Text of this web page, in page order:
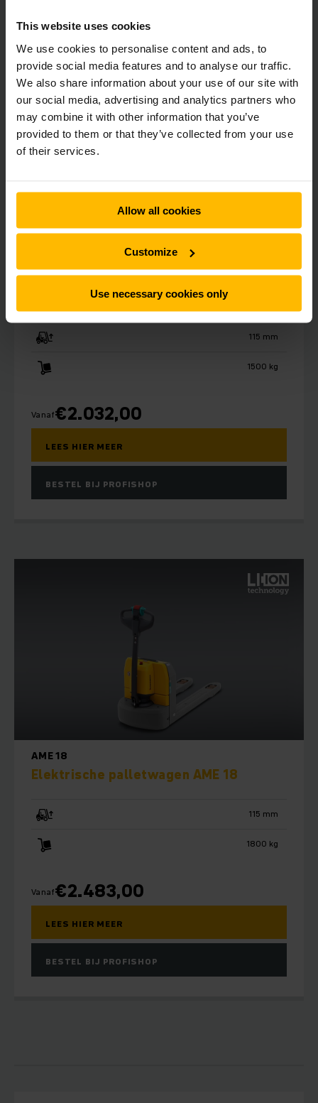
This website uses cookies
We use cookies to personalise content and ads, to
provide social media features and to analyse our traffic.
We also share information about your use of our site with
our social media, advertising and analytics partners who
may combine it with other information that you’ve
provided to them or that they’ve collected from your use
of their services.
Allow all cookies
Customize
Use necessary cookies only
AME 15
Elektrische palletwagen AME 15
115 mm
1500 kg
Vanaf€2.032,00
LEES HIER MEER
BESTEL BIJ PROFISHOP
AME 18
Elektrische palletwagen AME 18
115 mm
1800 kg
Vanaf€2.483,00
LEES HIER MEER
BESTEL BIJ PROFISHOP